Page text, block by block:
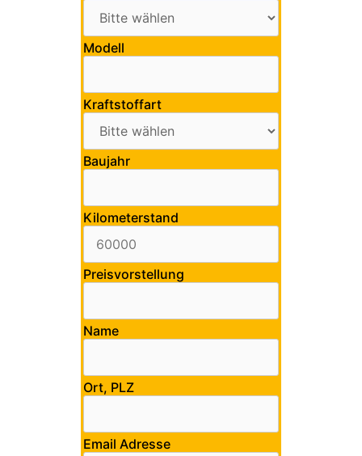
Modell
Kraftstoffart
Baujahr
Kilometerstand
Preisvorstellung
Name
Ort, PLZ
Email Adresse